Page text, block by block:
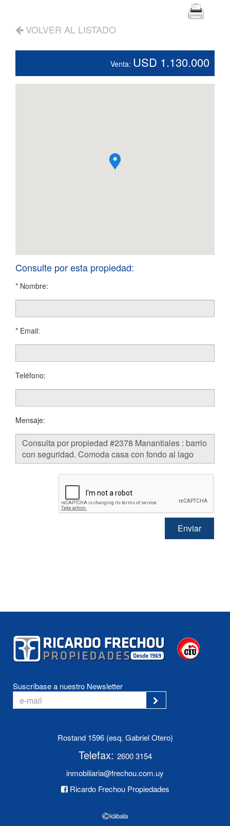
VOLVER AL LISTADO
Venta: USD 1.130.000
Consulte por esta propiedad:
* Nombre:
* Email:
Teléfono:
Mensaje:
Suscríbase a nuestro Newsletter
Rostand 1596 (esq. Gabriel Otero)
Telefax: 2600 3154
inmobiliaria@frechou.com.uy
Ricardo Frechou Propiedades